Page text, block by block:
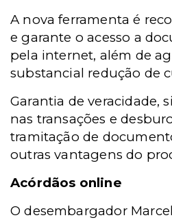
A nova ferramenta é
e garante o acesso a
pela internet, além de
substancial redução de
Garantia de veracidade,
nas transações e
tramitação de
outras vantagens do
Acórdãos online
O desembargador